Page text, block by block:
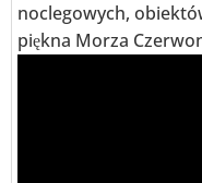
noclegowych,
piękna Morza